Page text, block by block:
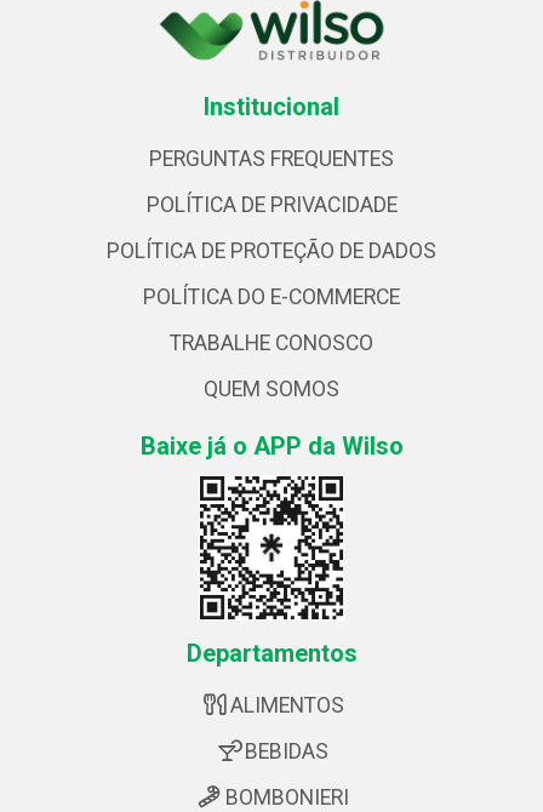
Institucional
PERGUNTAS FREQUENTES
POLÍTICA DE PRIVACIDADE
POLÍTICA DE PROTEÇÃO DE DADOS
POLÍTICA DO E-COMMERCE
TRABALHE CONOSCO
QUEM SOMOS
Baixe já o APP da Wilso
Departamentos
ALIMENTOS
BEBIDAS
BOMBONIERI